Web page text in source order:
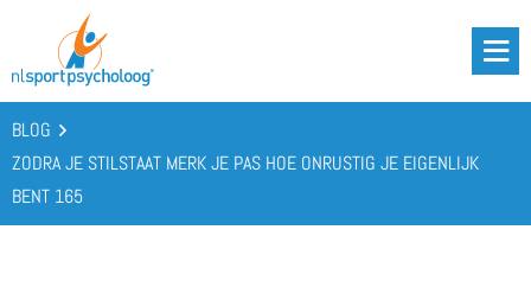
BLOG
ZODRA JE STILSTAAT MERK JE PAS HOE ONRUSTIG JE EIGENLIJK
BENT 165